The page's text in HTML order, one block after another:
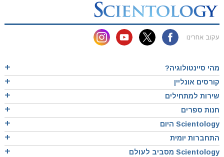
עקוב אחרינו
מהי סיינטולוגיה?
קורסים אונליין
שירות למתחילים
חנות ספרים
Scientology היום
התחברות יומית
Scientology מסביב לעולם